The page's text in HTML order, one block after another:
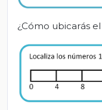
¿Cómo ubicarás